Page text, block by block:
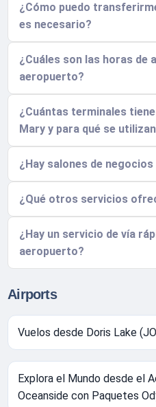
¿Cómo puedo
es necesario?
¿Cuáles son las horas de
aeropuerto?
¿Cuántas terminales
Mary y para qué se
¿Hay salones de
¿Qué otros servicios
¿Hay un servicio de vía
aeropuerto?
Airports
Vuelos desde Doris Lake
Explora el Mundo desde el
Oceanside con Paquetes